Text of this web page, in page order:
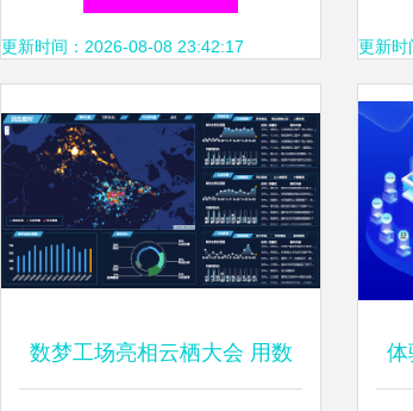
更新时间：2026-08-08 23:42:17 更新
数梦工场亮相云栖大会 用数 体